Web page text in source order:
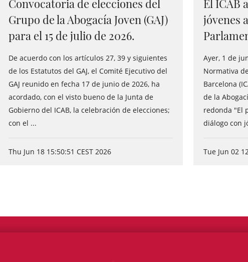
Convocatoria de elecciones del
Grupo de la Abogacía Joven (GAJ)
para el 15 de julio de 2026.
De acuerdo con los artículos 27, 39 y siguientes
de los Estatutos del GAJ, el Comité Ejecutivo del
GAJ reunido en fecha 17 de junio de 2026, ha
acordado, con el visto bueno de la Junta de
Gobierno del ICAB, la celebración de elecciones;
con el ...
Thu Jun 18 15:50:51 CEST 2026
El ICAB
jóvenes
Ayer, 1 de
Normativa
Barcelona
de la
redonda "El
diálogo con
Tue Jun 02